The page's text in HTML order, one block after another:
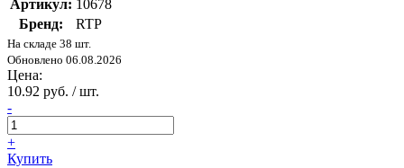
Артикул: 10678
Бренд:
RTP
На складе 38 шт.
Обновлено 06.08.2026
Цена:
10.92 руб. / шт.
-
+
Купить